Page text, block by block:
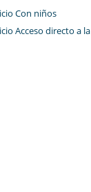
Con niños
Acceso directo a la